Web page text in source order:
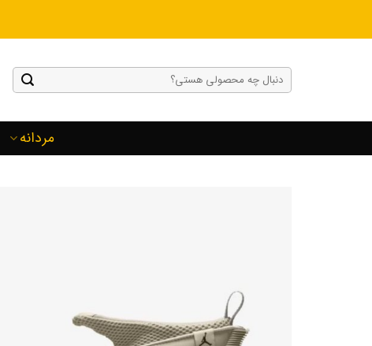
جستجو
برای:
مردانه